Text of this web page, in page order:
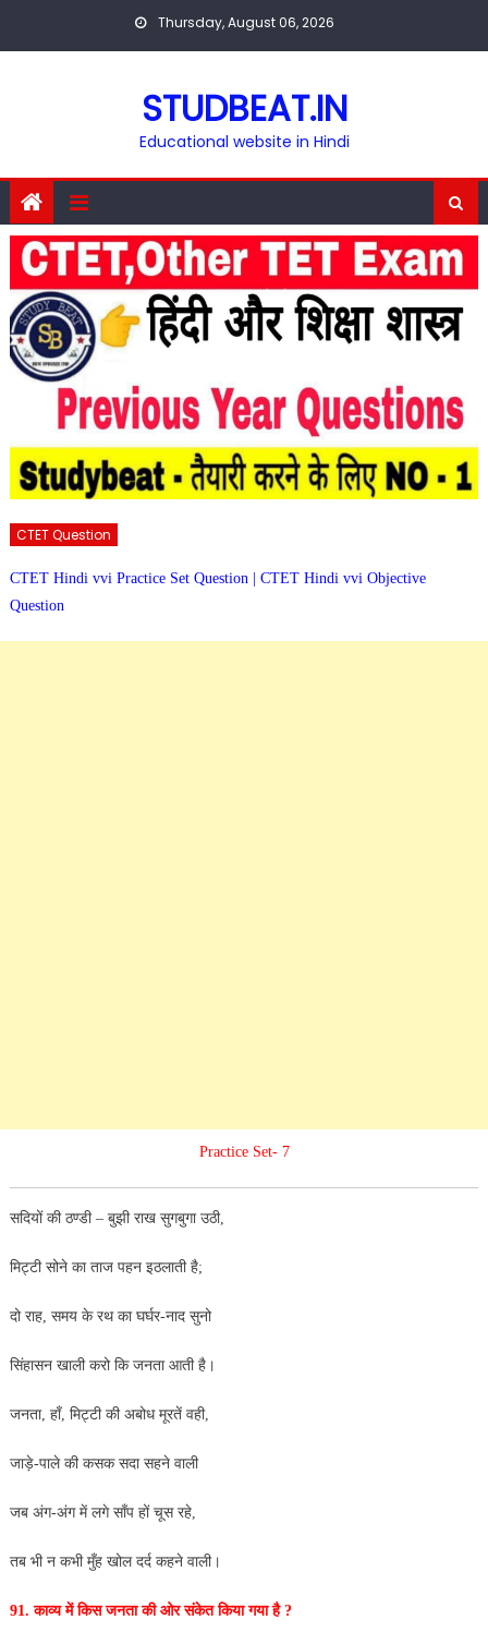
Thursday, August 06, 2026
STUDBEAT.IN
Educational website in Hindi
CTET Question
CTET Hindi vvi Practice Set Question | CTET Hindi vvi Objective
Question
Practice Set- 7
सदियों की ठण्डी – बुझी राख सुगबुगा उठी,
मिट्टी सोने का ताज पहन इठलाती है;
दो राह, समय के रथ का घर्घर-नाद सुनो
सिंहासन खाली करो कि जनता आती है।
जनता, हाँ, मिट्टी की अबोध मूरतें वही,
जाड़े-पाले की कसक सदा सहने वाली
जब अंग-अंग में लगे साँप हों चूस रहे,
तब भी न कभी मुँह खोल दर्द कहने वाली।
91. काव्य में किस जनता की ओर संकेत किया गया है ?